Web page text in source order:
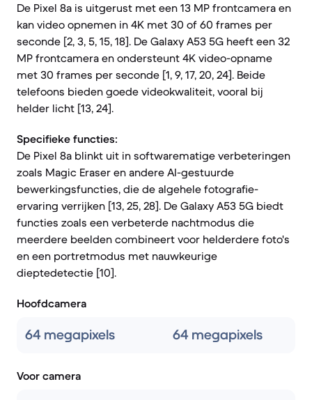
De Pixel 8a is uitgerust met een 13 MP frontcamera en
kan video opnemen in 4K met 30 of 60 frames per
seconde [2, 3, 5, 15, 18]. De Galaxy A53 5G heeft een 32
MP frontcamera en ondersteunt 4K video-opname
met 30 frames per seconde [1, 9, 17, 20, 24]. Beide
telefoons bieden goede videokwaliteit, vooral bij
helder licht [13, 24].
Specifieke functies:
De Pixel 8a blinkt uit in softwarematige verbeteringen
zoals Magic Eraser en andere AI-gestuurde
bewerkingsfuncties, die de algehele fotografie-
ervaring verrijken [13, 25, 28]. De Galaxy A53 5G biedt
functies zoals een verbeterde nachtmodus die
meerdere beelden combineert voor helderdere foto's
en een portretmodus met nauwkeurige
dieptedetectie [10].
Hoofdcamera
64 megapixels 64 megapixels
Voor camera